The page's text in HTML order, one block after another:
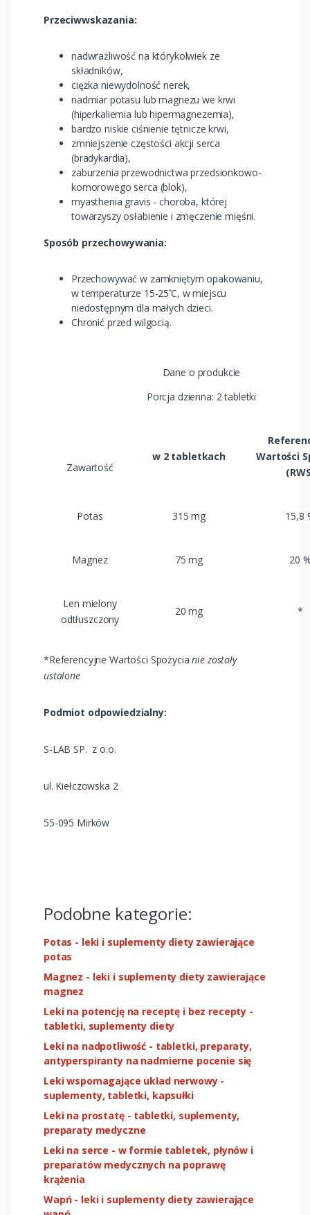
Przeciwwskazania:
nadwrażliwość na którykolwiek ze
składników,
ciężka niewydolność nerek,
nadmiar potasu lub magnezu we krwi
(hiperkaliemia lub hipermagnezemia),
bardzo niskie ciśnienie tętnicze krwi,
zmniejszenie częstości akcji serca
(bradykardia),
zaburzenia przewodnictwa przedsionkowo-
komorowego serca (blok),
myasthenia gravis - choroba, której
towarzyszy osłabienie i zmęczenie mięśni.
Sposób przechowywania:
Przechowywać w zamkniętym opakowaniu,
w temperaturze 15-25°C, w miejscu
niedostępnym dla małych dzieci.
Chronić przed wilgocią.
Dane o produkcie
Porcja dzienna: 2 tabletki
Zawartość
w 2 tabletkach
Wartości
Potas 315 mg 15,8
Magnez 75 mg 20
Len mielony
odtłuszczony
20 mg *
*Referencyjne Wartości Spożycianie zostały
ustalone
Podmiot odpowiedzialny:
S-LAB SP. z o.o.
ul. Kiełczowska 2
55-095 Mirków
Podobne kategorie:
Potas - leki i suplementy diety zawierające
potas
Magnez - leki i suplementy diety zawierające
magnez
Leki na potencję na receptę i bez recepty -
tabletki, suplementy diety
Leki na nadpotliwość - tabletki, preparaty,
antyperspiranty na nadmierne pocenie się
Leki wspomagające układ nerwowy -
suplementy, tabletki, kapsułki
Leki na prostatę - tabletki, suplementy,
preparaty medyczne
Leki na serce - w formie tabletek, płynów i
preparatów medycznych na poprawę
krążenia
Wapń - leki i suplementy diety zawierające